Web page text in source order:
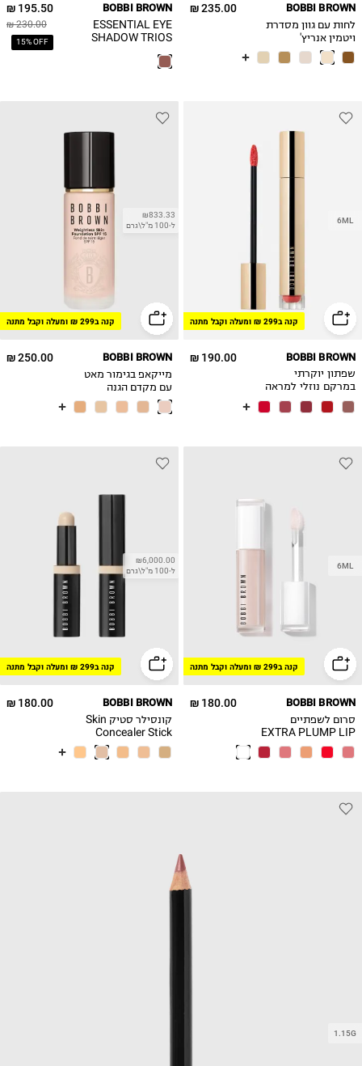
235.00 ₪ BOBBI BROWN
לחות עם גוון מסדרת
ויטמין אנריץ'
VITAMIN
ENRICHED SKIN
195.50 ₪
230.00 ₪
15% OFF
BOBBI BROWN
ESSENTIAL EYE
SHADOW TRIOS
קנה ב299 ₪ ומעלה וקבל מתנה
6ML
190.00 ₪ BOBBI BROWN
שפתון יוקרתי
במרקם נוזלי למראה
מאט
קנה ב299 ₪ ומעלה וקבל מתנה
₪833.33
ל-100 מ"ל\גרם
250.00 ₪ BOBBI BROWN
מייקאפ בגימור מאט
עם מקדם הגנה
SPF15
קנה ב299 ₪ ומעלה וקבל מתנה
6ML
180.00 ₪ BOBBI BROWN
סרום לשפתיים
EXTRA PLUMP LIP
SERUM
קנה ב299 ₪ ומעלה וקבל מתנה
₪6,000.00
ל-100 מ"ל\גרם
180.00 ₪ BOBBI BROWN
קונסילר סטיק Skin
Concealer Stick
1.15G